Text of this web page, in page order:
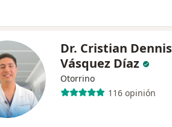
Dr. Cristian Dennis
Vásquez Díaz
Otorrino
116 opinión